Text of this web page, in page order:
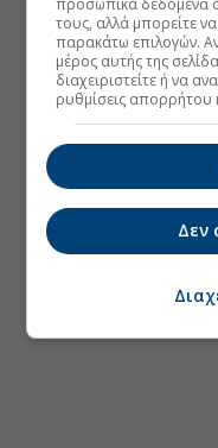
προσωπικά δεδομένα
τους, αλλά μπορείτε
παρακάτω επιλογών.
μέρος αυτής της
διαχειριστείτε ή να
ρυθμίσεις απορρήτου
Δεν